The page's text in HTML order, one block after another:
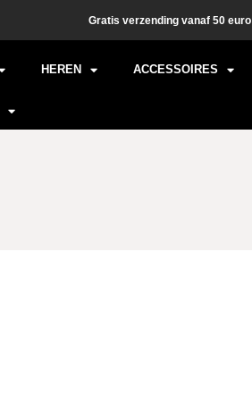
Gratis verzending vanaf 50 euro
HEREN ACCESSOIRES